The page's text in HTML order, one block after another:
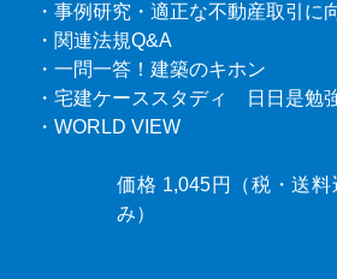
・事例研究・適正な不動産取引に
・関連法規Q&A
・一問一答！建築のキホン
・宅建ケーススタディ 日日是勉
・WORLD VIEW
価格 1,045円（税・送
み）